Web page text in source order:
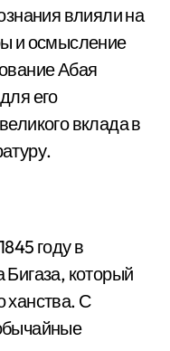
влияли на
и осмысление
Абая
его
вклада в
году в
который
ханства. С